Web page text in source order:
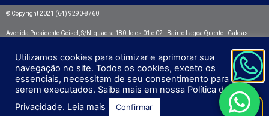
© Copyright 2021 (64) 9290-8760
Avenida Presidente Geisel, S/N, quadra 180, lotes 01 e 02 - Bairro Lagoa Quente - Caldas
Integra - Faculdades Integradas da América do Sul
Utilizamos cookies para otimizar e aprimorar sua
navegação no site. Todos os cookies, exceto os
essenciais, necessitam de seu consentimento para
serem executados. Saiba mais em nossa Política de
Privacidade. Leia mais Confirmar